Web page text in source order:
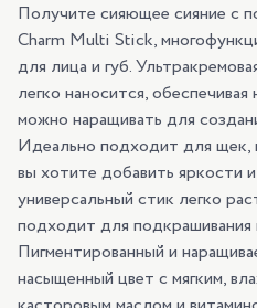
Получите сияющее сияние с
Charm Multi Stick,
для лица и губ.
легко наносится,
можно наращивать для
Идеально подходит для щек,
вы хотите добавить яркости
универсальный стик легко
подходит для
Пигментированный и
насыщенный цвет с мягким,